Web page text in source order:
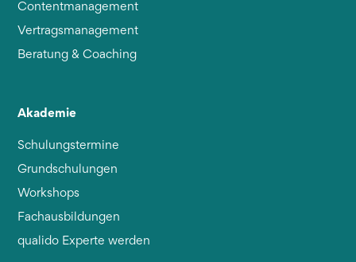
Contentmanagement
Vertragsmanagement
Beratung & Coaching
Akademie
Schulungstermine
Grundschulungen
Workshops
Fachausbildungen
qualido Experte werden